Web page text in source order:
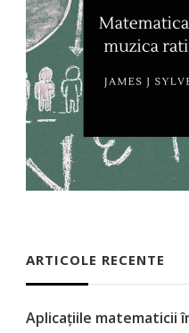
ARTICOLE RECENTE
Aplicațiile matematicii